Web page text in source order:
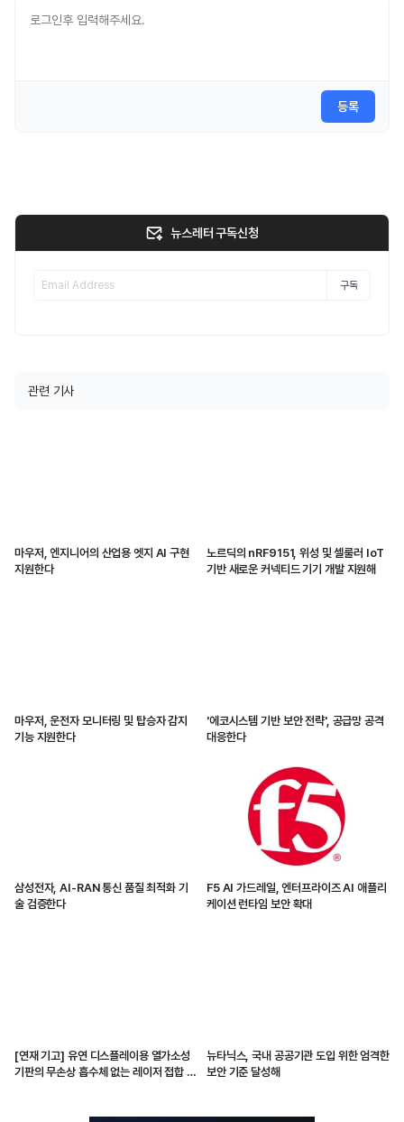
등록
뉴스레터 구독신청
구독
관련 기사
마우저, 엔지니어의 산업용 엣지 AI 구현
지원한다
노르딕의 nRF9151, 위성 및 셀룰러 IoT
기반 새로운 커넥티드 기기 개발 지원해
마우저, 운전자 모니터링 및 탑승자 감지
기능 지원한다
'에코시스템 기반 보안 전략', 공급망 공격
대응한다
삼성전자, AI-RAN 통신 품질 최적화 기
술 검증한다
F5 AI 가드레일, 엔터프라이즈 AI 애플리
케이션 런타임 보안 확대
[연재 기고] 유연 디스플레이용 열가소성
기판의 무손상 흡수체 없는 레이저 접합 기
뉴타닉스, 국내 공공기관 도입 위한 엄격한
보안 기준 달성해